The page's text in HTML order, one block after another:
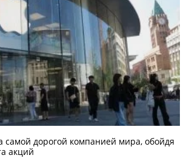
самой дорогой компанией мира, обойдя
акций